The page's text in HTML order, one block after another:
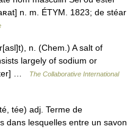
n. m. ÉTYM. 1823; de stéar
n. (Chem.) A salt of
largely of sodium or
…
The Collaborative International
tée) adj. Terme de
dans lesquelles entre un savon